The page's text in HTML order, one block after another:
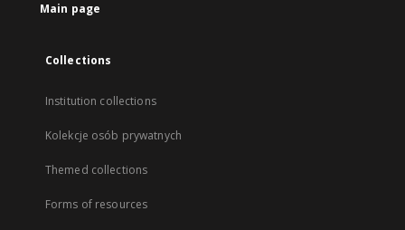
Main page
Collections
Institution collections
Kolekcje osób prywatnych
Themed collections
Forms of resources